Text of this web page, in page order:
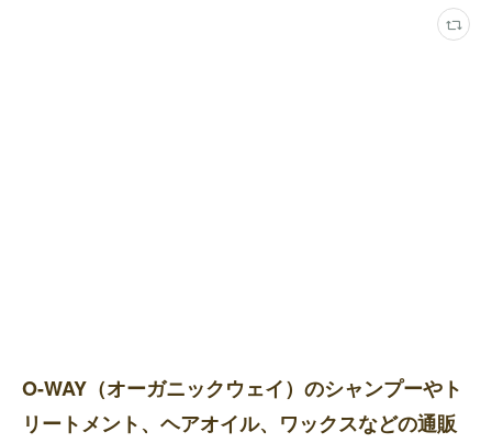
O-WAY（オーガニックウェイ）のシャンプーやト
リートメント、ヘアオイル、ワックスなどの通販